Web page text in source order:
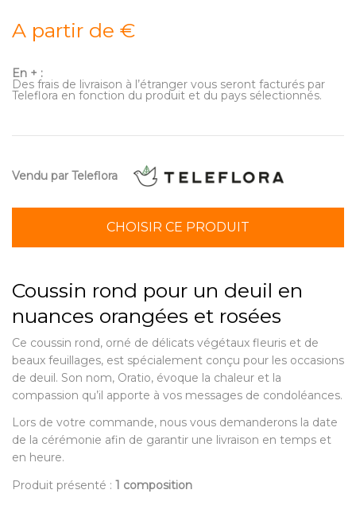
A partir de €
En + :
Des frais de livraison à l’étranger vous seront facturés par
Teleflora en fonction du produit et du pays sélectionnés.
Vendu par Teleflora
CHOISIR CE PRODUIT
Coussin rond pour un deuil en
nuances orangées et rosées
Ce coussin rond, orné de délicats végétaux fleuris et de
beaux feuillages, est spécialement conçu pour les occasions
de deuil. Son nom, Oratio, évoque la chaleur et la
compassion qu’il apporte à vos messages de condoléances.
Lors de votre commande, nous vous demanderons la date
de la cérémonie afin de garantir une livraison en temps et
en heure.
Produit présenté : 1 composition